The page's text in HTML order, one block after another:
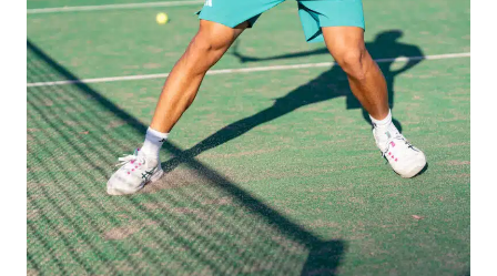
道
德：
哪
一
个
更
重
要？